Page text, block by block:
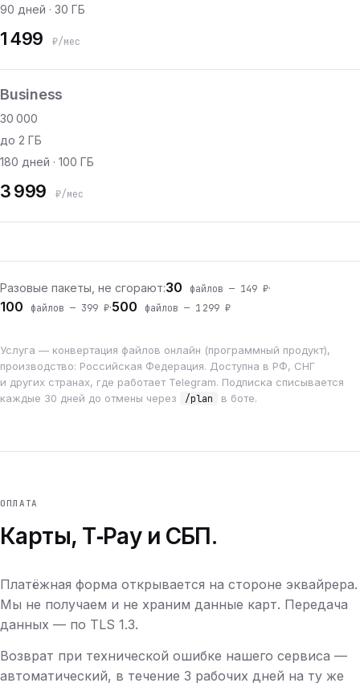
90 дней · 30 ГБ
1 499 ₽/мес
Business
30 000
до 2 ГБ
180 дней · 100 ГБ
3 999 ₽/мес
Разовые пакеты, не сгорают:30 файлов — 149 ₽·
100 файлов — 399 ₽·500 файлов — 1 299 ₽
Услуга — конвертация файлов онлайн (программный продукт),
производство: Российская Федерация. Доступна в РФ, СНГ
и других странах, где работает Telegram. Подписка списывается
каждые 30 дней до отмены через
/plan в боте.
ОПЛАТА
Карты, T‑Pay и СБП.
Платёжная форма открывается на стороне эквайрера.
Мы не получаем и не храним данные карт. Передача
данных — по TLS 1.3.
Возврат при технической ошибке нашего сервиса —
автоматический, в течение 3 рабочих дней на ту же